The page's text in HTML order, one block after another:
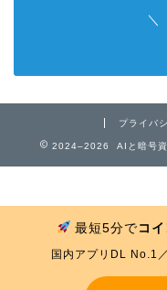
＼
プライバ
2024–2026 AIと暗号資
最短5分でコ
国内アプリDL No.1